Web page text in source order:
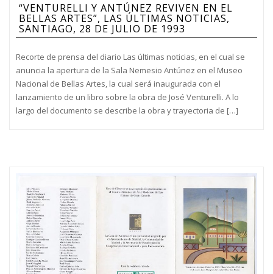
“VENTURELLI Y ANTÚNEZ REVIVEN EN EL
BELLAS ARTES”, LAS ÚLTIMAS NOTICIAS,
SANTIAGO, 28 DE JULIO DE 1993
Recorte de prensa del diario Las últimas noticias, en el cual se
anuncia la apertura de la Sala Nemesio Antúnez en el Museo
Nacional de Bellas Artes, la cual será inaugurada con el
lanzamiento de un libro sobre la obra de José Venturelli. A lo
largo del documento se describe la obra y trayectoria de […]